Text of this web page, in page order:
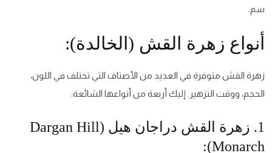
سم.
أنواع زهرة القش (الخالدة):
زهرة القش متوفرة في العديد من الأصناف التي تختلف في اللون،
الحجم، ووقت التزهير. إليك أربعة من أنواعها الشائعة:
1. زهرة القش دراجان هيل (Dargan Hill
Monarch):